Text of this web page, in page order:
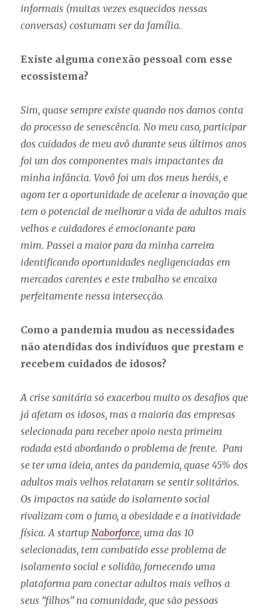
informais (muitas vezes esquecidos nessas
conversas) costumam ser da família.
Existe alguma conexão pessoal com esse
ecossistema?
Sim, quase sempre existe quando nos damos conta
do processo de senescência. No meu caso, participar
dos cuidados de meu avô durante seus últimos anos
foi um dos componentes mais impactantes da
minha infância. Vovô foi um dos meus heróis, e
agora ter a oportunidade de acelerar a inovação que
tem o potencial de melhorar a vida de adultos mais
velhos e cuidadores é emocionante para
mim. Passei a maior para da minha carreira
identificando oportunidades negligenciadas em
mercados carentes e este trabalho se encaixa
perfeitamente nessa intersecção.
Como a pandemia mudou as necessidades
não atendidas dos indivíduos que prestam e
recebem cuidados de idosos?
A crise sanitária só exacerbou muito os desafios que
já afetam os idosos, mas a maioria das empresas
selecionada para receber apoio nesta primeira
rodada está abordando o problema de frente. Para
se ter uma ideia, antes da pandemia, quase45% dos
adultos mais velhos relataram se sentir solitários.
Os impactos na saúde do isolamento social
rivalizam com o fumo, a obesidade e a inatividade
física. A startupNaborforce, uma das 10
selecionadas, tem combatido esse problema de
isolamento social e solidão, fornecendo uma
plataforma para conectar adultos mais velhos a
seus “filhos” na comunidade, que são pessoas